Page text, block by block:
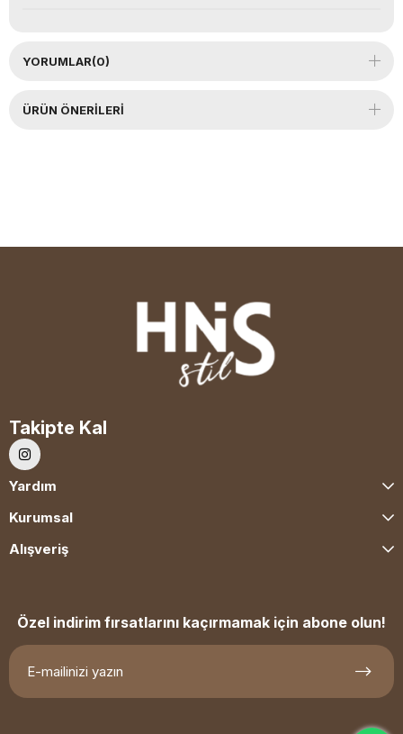
YORUMLAR(0)
ÜRÜN ÖNERILERI
Takipte Kal
Yardım
Kurumsal
Alışveriş
Özel indirim fırsatlarını kaçırmamak için abone olun!